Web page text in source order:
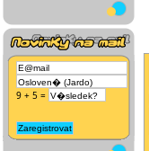
9 + 5 =